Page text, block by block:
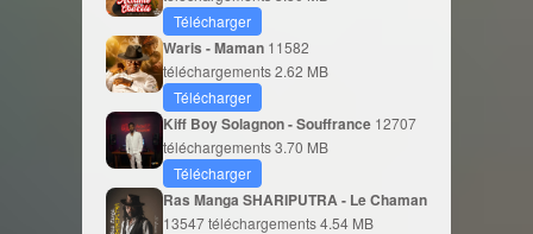
Télécharger
Waris - Maman 11582
téléchargements2.62 MB
Télécharger
Kiff Boy Solagnon - Souffrance 12707
téléchargements3.70 MB
Télécharger
Ras Manga SHARIPUTRA - Le Chaman
13547 téléchargements4.54 MB